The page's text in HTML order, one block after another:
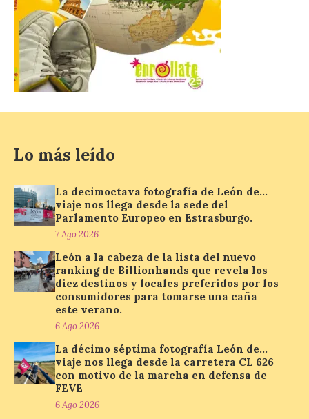
El Gobierno de España
lanza un visor web para
localizar y disfrutar del
eclipse solar del 12 de
posición exacta del Sol y
así localizar el lugar ideal
para observar el eclipse
solar del 12 de agosto de 2026 sin
obstáculos. El visor es una herramienta a
la […]
Paradores renueva su
compromiso con La Vuelta
como patrocinador oficial
7 Ago 2026
La cadena hotelera pública
Lo más leído
La decimoctava fotografía de León de…
viaje nos llega desde la sede del
Parlamento Europeo en Estrasburgo.
7 Ago 2026
León a la cabeza de la lista del nuevo
ranking de Billionhands que revela los
diez destinos y locales preferidos por los
consumidores para tomarse una caña
este verano.
6 Ago 2026
La décimo séptima fotografía León de…
viaje nos llega desde la carretera CL 626
con motivo de la marcha en defensa de
FEVE
6 Ago 2026